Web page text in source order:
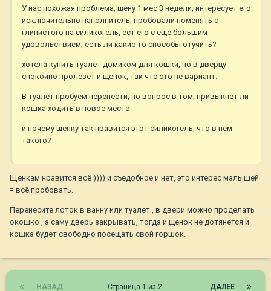
У нас похожая проблема, щену 1 мес 3 недели, интересует его
исключительно наполнитель, пробовали поменять с
глинистого на силикогель, ест его с еще большим
удовольствием, есть ли какие то способы отучить?
хотела купить туалет домиком для кошки, но в дверцу
спокойно пролезет и щенок, так что это не вариант.
В туалет пробуем перенести, но вопрос в том, привыкнет ли
кошка ходить в новое место
и почему щенку так нравится этот силикогель, что в нем
такого?
Щенкам нравится всё )))) и съедобное и нет, это интерес малышей
= всё пробовать.
Перенесите лоток в ванну или туалет , в двери можно проделать
окошко , а саму дверь закрывать, тогда и щенок не дотянется и
кошка будет свободно посещать свой горшок.
НАЗАД ДАЛЕЕ
Страница 1 из 2